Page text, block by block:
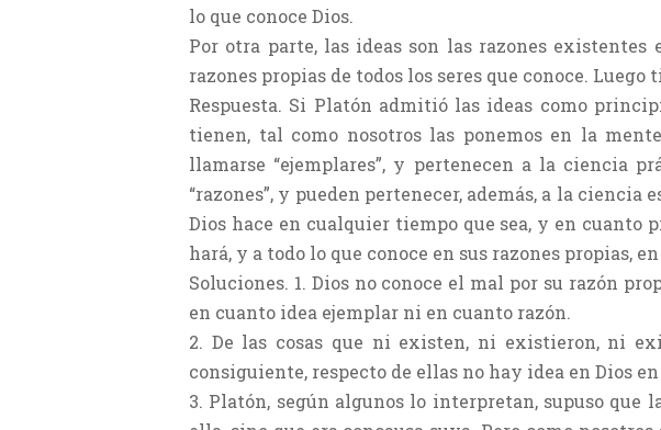
lo que conoce Dios.
Por otra parte, las ideas son las razones
razones propias de todos los seres que conoce. Luego
Respuesta. Si Platón admitió las ideas como
tienen, tal como nosotros las ponemos en la
llamarse “ejemplares”, y pertenecen a la ciencia
“razones”, y pueden pertenecer, además, a la
Dios hace en cualquier tiempo que sea, y en cuanto
hará, y a todo lo que conoce en sus razones propias,
Soluciones. 1. Dios no conoce el mal por su razón
en cuanto idea ejemplar ni en cuanto razón.
2. De las cosas que ni existen, ni existieron, ni
consiguiente, respecto de ellas no hay idea en Dios
3. Platón, según algunos lo interpretan, supuso